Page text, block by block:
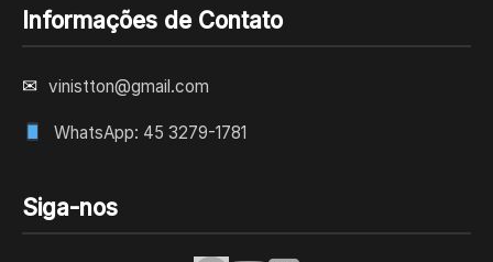
Informações de Contato
✉ vinistton@gmail.com
WhatsApp: 45 3279-1781
Siga-nos